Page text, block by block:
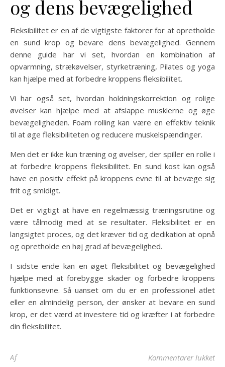
og dens bevægelighed
Fleksibilitet er en af de vigtigste faktorer for at opretholde
en sund krop og bevare dens bevægelighed. Gennem
denne guide har vi set, hvordan en kombination af
opvarmning, strækøvelser, styrketræning, Pilates og yoga
kan hjælpe med at forbedre kroppens fleksibilitet.
Vi har også set, hvordan holdningskorrektion og rolige
øvelser kan hjælpe med at afslappe musklerne og øge
bevægeligheden. Foam rolling kan være en effektiv teknik
til at øge fleksibiliteten og reducere muskelspændinger.
Men det er ikke kun træning og øvelser, der spiller en rolle i
at forbedre kroppens fleksibilitet. En sund kost kan også
have en positiv effekt på kroppens evne til at bevæge sig
frit og smidigt.
Det er vigtigt at have en regelmæssig træningsrutine og
være tålmodig med at se resultater. Fleksibilitet er en
langsigtet proces, og det kræver tid og dedikation at opnå
og opretholde en høj grad af bevægelighed.
I sidste ende kan en øget fleksibilitet og bevægelighed
hjælpe med at forebygge skader og forbedre kroppens
funktionsevne. Så uanset om du er en professionel atlet
eller en almindelig person, der ønsker at bevare en sund
krop, er det værd at investere tid og kræfter i at forbedre
din fleksibilitet.
Af Kommentarer lukkettil